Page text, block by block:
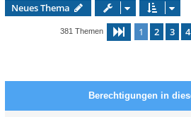
Neues Thema
381 Themen Seite 1von 13
1 2 3 4
Berechtigungen in